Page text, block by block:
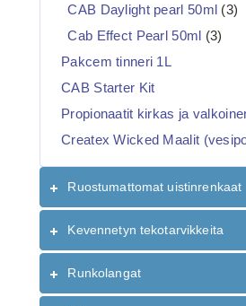
CAB Daylight pearl 50ml (3)
Cab Effect Pearl 50ml
(3)
Pakcem tinneri 1L
CAB Starter Kit
Propionaatit kirkas ja
Createx Wicked Maalit
Ruostumattomat uistinrenkaat
Kevennetyn tekotarvikkeita
Runkolangat